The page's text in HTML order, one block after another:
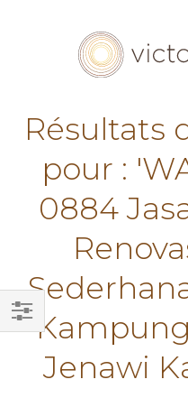
Résultats
pour :
0884
Jenawi
Filtrer